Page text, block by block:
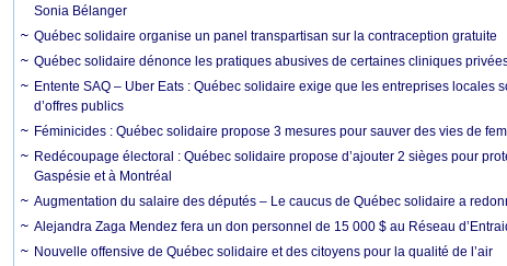
Sonia Bélanger
Québec solidaire organise un panel transpartisan sur la contraception gratuite
Québec solidaire dénonce les pratiques abusives de certaines cliniques
Entente SAQ – Uber Eats : Québec solidaire exige que les entreprises locales
d’offres publics
Féminicides : Québec solidaire propose 3 mesures pour sauver des vies de
Redécoupage électoral : Québec solidaire propose d’ajouter 2 sièges pour
Gaspésie et à Montréal
Augmentation du salaire des députés – Le caucus de Québec solidaire a
Alejandra Zaga Mendez fera un don personnel de 15 000 $ au Réseau
Nouvelle offensive de Québec solidaire et des citoyens pour la qualité de l’air